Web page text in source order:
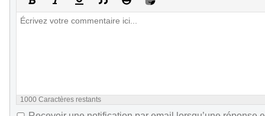
1000 Caractères restants